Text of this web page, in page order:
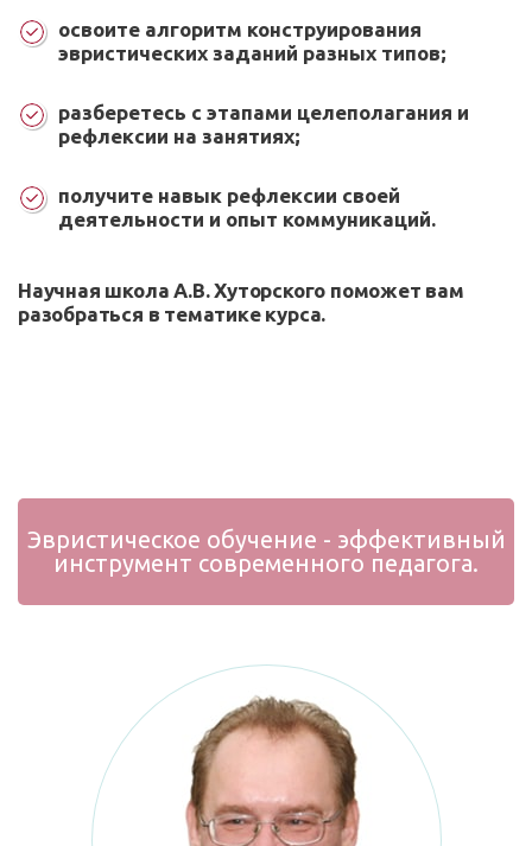
освоите алгоритм конструирования
эвристических заданий разных типов;
разберетесь с этапами целеполагания и
рефлексии на занятиях;
получите навык рефлексии своей
деятельности и опыт коммуникаций.
Научная школа А.В. Хуторского поможет вам
разобраться в тематике курса.
Эвристическое обучение - эффективный
инструмент современного педагога.